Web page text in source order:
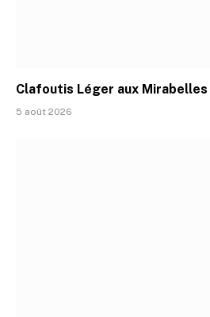
Clafoutis Léger aux Mirabelles
5 août 2026